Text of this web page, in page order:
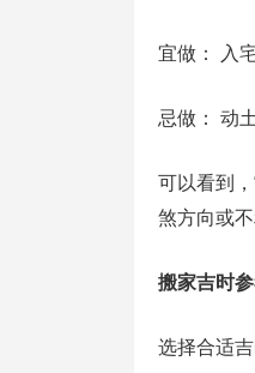
宜做： 入
忌做： 动
可以看到
煞方向或不
搬家吉时
选择合适